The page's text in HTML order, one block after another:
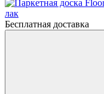
Бесплатная доставка